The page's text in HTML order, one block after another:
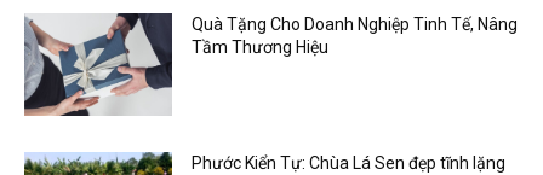
Quà Tặng Cho Doanh Nghiệp Tinh Tế, Nâng
Tầm Thương Hiệu
Phước Kiển Tự: Chùa Lá Sen đẹp tĩnh lặng